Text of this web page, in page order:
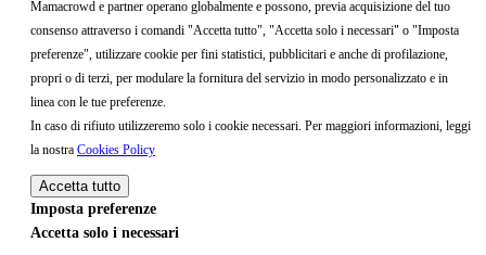
Mamacrowd e partner operano globalmente e possono, previa acquisizione del tuo
consenso attraverso i comandi "Accetta tutto", "Accetta solo i necessari" o "Imposta
preferenze", utilizzare cookie per fini statistici, pubblicitari e anche di profilazione,
propri o di terzi, per modulare la fornitura del servizio in modo personalizzato e in
linea con le tue preferenze.
In caso di rifiuto utilizzeremo solo i cookie necessari. Per maggiori informazioni, leggi
la nostra Cookies Policy
Accetta tutto
Imposta preferenze
Accetta solo i necessari